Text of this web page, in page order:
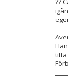
??
titta